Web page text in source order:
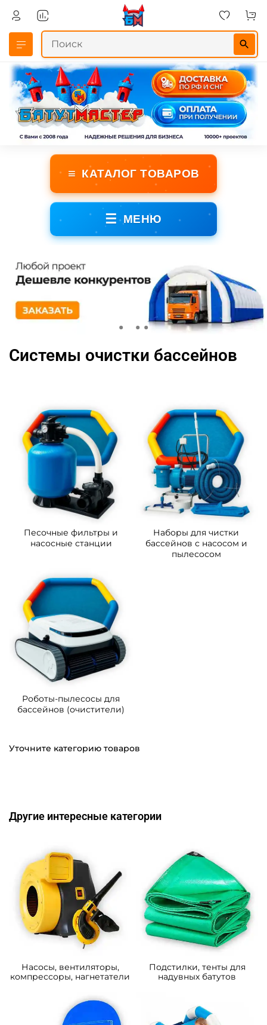
≡ КАТАЛОГ ТОВАРОВ
☰ МЕНЮ
Системы очистки бассейнов
Песочные фильтры и
насосные станции
Наборы для чистки
бассейнов с насосом и
пылесосом
Роботы-пылесосы для
бассейнов (очистители)
Уточните категорию товаров
Другие интересные категории
Насосы, вентиляторы,
компрессоры, нагнетатели
Подстилки, тенты для
надувных батутов